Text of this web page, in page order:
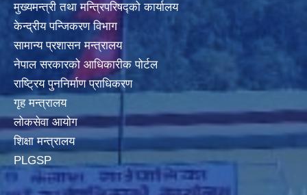
मुख्यमन्त्री तथा मन्त्रिपरिषद्‍को कार्यालय
केन्द्रीय पन्जिकरण विभाग
सामान्य प्रशासन मन्त्रालय
नेपाल सरकारको आधिकारीक पोर्टल
राष्ट्रिय पुननिर्माण प्राधिकरण
गृह मन्त्रालय
लोकसेवा आयोग
शिक्षा मन्त्रालय
PLGSP